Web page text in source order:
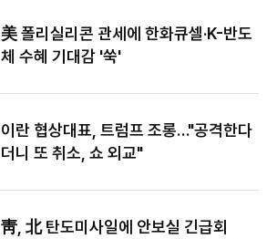
美 폴리실리콘 관세에 한화큐셀·K-반도
체 수혜 기대감 '쑥'
이란 협상대표, 트럼프 조롱…"공격한다
더니 또 취소, 쇼 외교"
靑, 北 탄도미사일에 안보실 긴급회